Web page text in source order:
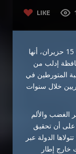
LIKE
أكدت وزارة الداخلية السورية، اليوم الاثنين 15 حزيران، أنها
إدلب من
المتورطين في
خلال سنوات
الغضب والألم
على أن تحقيق
الدولة عبر
خارج إطار